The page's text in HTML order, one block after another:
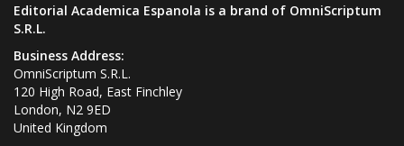
Editorial Academica Espanola is a brand of OmniScriptum
S.R.L.
Business Address:
OmniScriptum S.R.L.
120 High Road, East Finchley
London, N2 9ED
United Kingdom